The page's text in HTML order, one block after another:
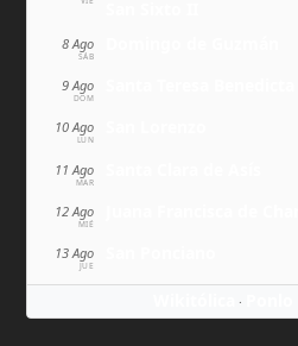
8 Ago
SÁB
9 Ago
DOM
10 Ago
LUN
11 Ago
MAR
12 Ago
MIÉ
13 Ago
JUE
·